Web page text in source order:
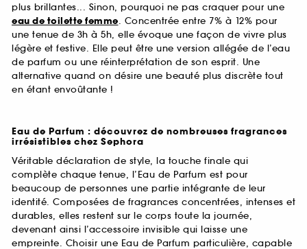
plus brillantes... Sinon, pourquoi ne pas craquer pour une
eau de toilette femme. Concentrée entre 7% à 12% pour
une tenue de 3h à 5h, elle évoque une façon de vivre plus
légère et festive. Elle peut être une version allégée de l’eau
de parfum ou une réinterprétation de son esprit. Une
alternative quand on désire une beauté plus discrète tout
en étant envoûtante !
Eau de Parfum : découvrez de nombreuses fragrances
irrésistibles chez Sephora
Véritable déclaration de style, la touche finale qui
complète chaque tenue, l’Eau de Parfum est pour
beaucoup de personnes une partie intégrante de leur
identité. Composées de fragrances concentrées, intenses et
durables, elles restent sur le corps toute la journée,
devenant ainsi l’accessoire invisible qui laisse une
empreinte. Choisir une Eau de Parfum particulière, capable